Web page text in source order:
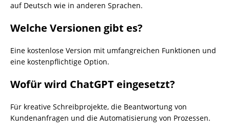
auf Deutsch wie in anderen Sprachen.
Welche Versionen gibt es?
Eine kostenlose Version mit umfangreichen Funktionen und
eine kostenpflichtige Option.
Wofür wird ChatGPT eingesetzt?
Für kreative Schreibprojekte, die Beantwortung von
Kundenanfragen und die Automatisierung von Prozessen.